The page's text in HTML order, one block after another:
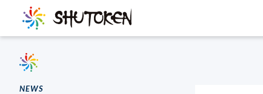
NEWS